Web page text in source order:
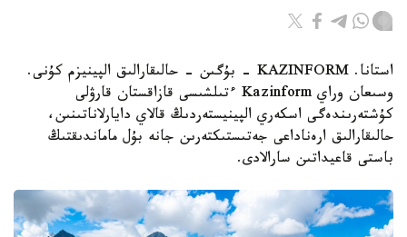
استانا. KAZINFORM - بۇگىن - حالىقارالىق الپينيزم كۇنى.
وسىعان وراي Kazinform ءتىلشىسى قازاقستان قارۋلى
كۇشتەرىندەگى اسكەري الپينيستەردىڭ قالاي دايارلاناتىنىن،
حالىقارالىق ارەناداعى جەتىستىكتەرىن جانە بۇل ماماندىقتىڭ
باستى قاعيداتىن سارالادى.